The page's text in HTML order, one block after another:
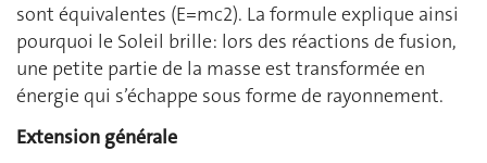
sont équivalentes (E=mc2). La formule explique ainsi
pourquoi le Soleil brille: lors des réactions de fusion,
une petite partie de la masse est transformée en
énergie qui s’échappe sous forme de rayonnement.
Extension générale